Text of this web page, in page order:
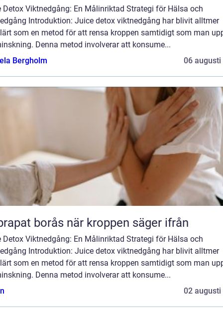
Detox Viktnedgång: En Målinriktad Strategi för Hälsa och
Introduktion: Juice detox viktnedgång har blivit alltmer
som en metod för att rensa kroppen samtidigt som man
Denna metod involverar att konsume...
Bergholm
06 augusti
Naprapat borås när kroppen säger ifrån
Detox Viktnedgång: En Målinriktad Strategi för Hälsa och
Introduktion: Juice detox viktnedgång har blivit alltmer
som en metod för att rensa kroppen samtidigt som man
Denna metod involverar att konsume...
02 augusti